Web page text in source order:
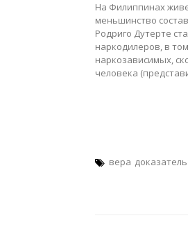
На Филиппинах
меньшинство
Родриго Дутерте
наркодилеров, в
наркозависимых,
человека
вера